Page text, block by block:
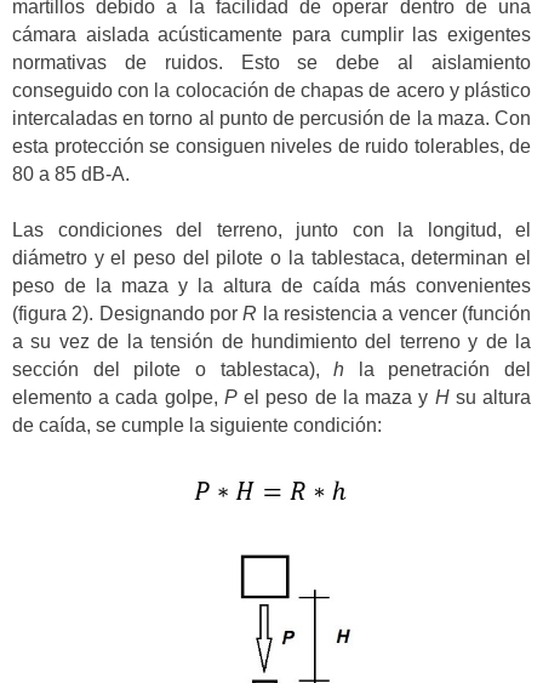
martillos debido a la facilidad de operar dentro de una
cámara aislada acústicamente para cumplir las exigentes
normativas de ruidos. Esto se debe al aislamiento
conseguido con la colocación de chapas de acero y plástico
intercaladas en torno al punto de percusión de la maza. Con
esta protección se consiguen niveles de ruido tolerables, de
80 a 85 dB-A.
Las condiciones del terreno, junto con la longitud, el
diámetro y el peso del pilote o la tablestaca, determinan el
peso de la maza y la altura de caída más convenientes
(figura 2). Designando porR la resistencia a vencer (función
a su vez de la tensión de hundimiento del terreno y de la
sección del pilote o tablestaca),h
la penetración del
elemento a cada golpe, Pel peso de la maza y Hsu altura
de caída, se cumple la siguiente condición: